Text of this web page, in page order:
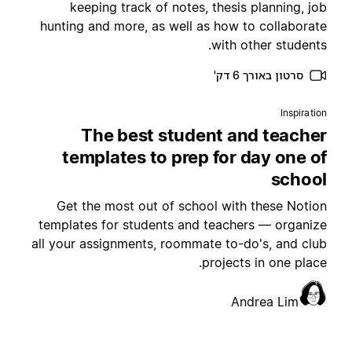
keeping track of notes, thesis planning,
hunting and more, as well as how to
with other
סרטון באורך 6 דק'
The best student and
templates to prep for day one
Get the most out of school with these
templates for students and teachers —
all your assignments, roommate to-do's, and
projects in one
Andrea Lim